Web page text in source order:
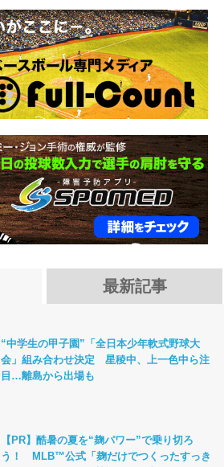
最新記事
“中学生の甲子園”「全日本少年軟式野球大
会」組み合わせ決定 星稜中、上一色中ら注
目…離島から出場も
【PR】酷暑の夏を“麹パワー”で乗り切ろ
う！ MLB™公式「麹だけでつくったすっき